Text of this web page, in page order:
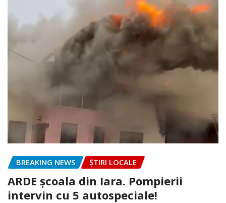
BREAKING NEWS ȘTIRI LOCALE
ARDE școala din Iara. Pompierii
intervin cu 5 autospeciale!